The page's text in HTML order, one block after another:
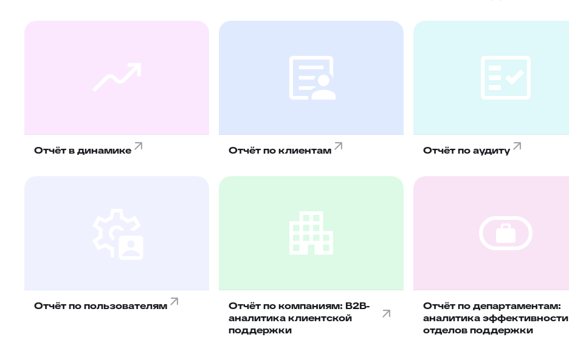
Отчёт в динамике Отчёт по клиентам Отчёт по аудиту
Отчёт по пользователям
Отчёт по компаниям: B2B-
аналитика клиентской
поддержки
Отчёт по департаментам:
аналитика эффективности
отделов поддержки